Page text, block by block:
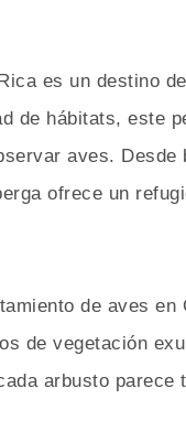
es un destino
de hábitats, este
aves.
ofrece un
de aves
de vegetación
arbusto parece